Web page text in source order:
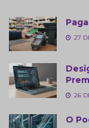
27
26
O